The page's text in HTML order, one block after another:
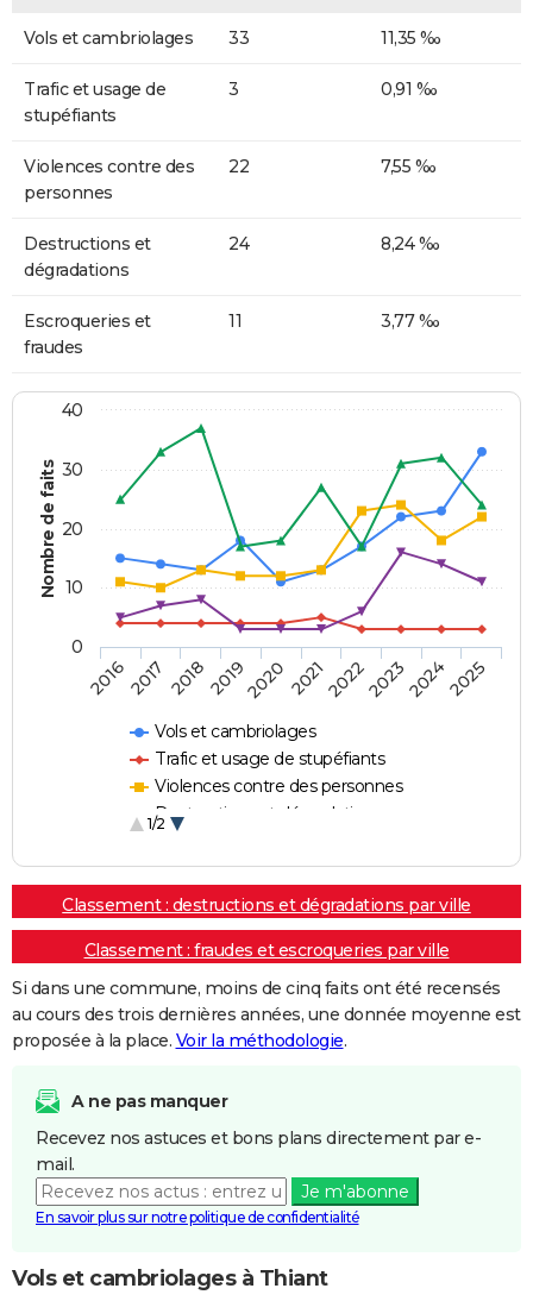
Vols et cambriolages 33 11,35 ‰
Trafic et usage de
stupéfiants
3 0,91 ‰
Violences contre des
personnes
22 7,55 ‰
Destructions et
dégradations
24 8,24 ‰
Escroqueries et
fraudes
11 3,77 ‰
Nombre de faits
Vols et cambriolages
Trafic et usage de stupéfiants
Violences contre des personnes
Destructions et dégradations
1/2
20162017 20182019202020212022202320242025
0
10
20
30
40
Classement : destructions et dégradations par ville
Classement : fraudes et escroqueries par ville
Si dans une commune, moins de cinq faits ont été recensés
au cours des trois dernières années, une donnée moyenne est
proposée à la place. Voir la méthodologie.
A ne pas manquer
Recevez nos astuces et bons plans directement par e-
mail.
Je m'abonne
En savoir plus sur notre politique de confidentialité
Vols et cambriolages à Thiant